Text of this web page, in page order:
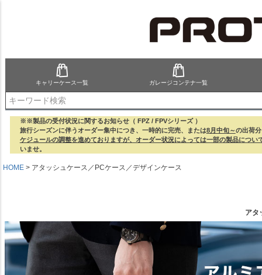
キャリーケース一覧 ガレージコンテナ一覧
※※製品の受付状況に関するお知らせ（ FPZ / FPVシリーズ ）
旅行シーズンに伴うオーダー集中につき、一時的に完売、または8月中旬～の出荷
ケジュールの調整を進めておりますが、オーダー状況によっては一部の製品につい
いませ。
HOME アタッシュケース／PCケース／デザインケース
アタ